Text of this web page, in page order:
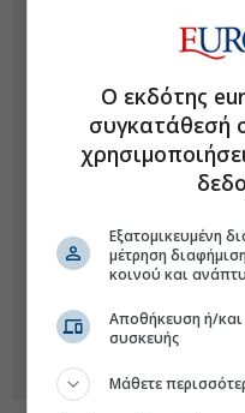
Ο εκδότης
συγκατάθεσή
Εξατομικευμένη
μέτρηση
κοινού και
Αποθήκευση ή/
συσκευής
Μάθετε